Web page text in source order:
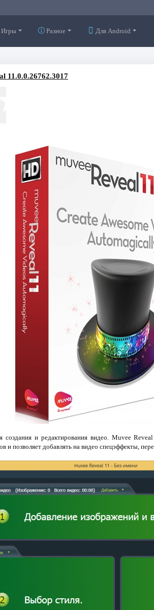
Игры Разное Для Android
11.0.0.26762.3017
создания и редактирования видео. Muvee
и позволяет добавлять на видео спецэффекты,